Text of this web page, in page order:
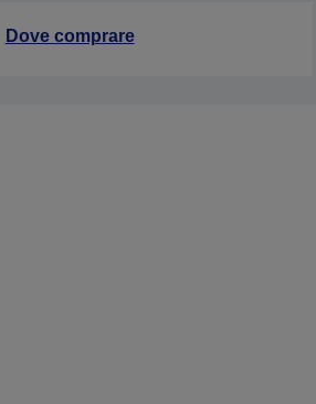
Dove comprare